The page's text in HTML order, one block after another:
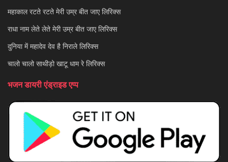
महाकाल रटते रटते मेरी उम्र बीत जाए लिरिक्स
राधा नाम लेते लेते मेरी उम्र बीत जाए लिरिक्स
दुनिया में महादेव देव है निराले लिरिक्स
चालो चालो साथीड़ो खाटू धाम रे लिरिक्स
भजन डायरी एंड्राइड एप्प